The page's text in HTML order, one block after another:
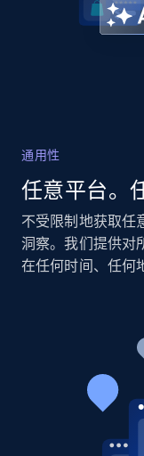
Sku, Product
and more.
Home Depot
specific
URL, Domain,
Sku, Product
and more.
Amazon
Title, Seller
price,
通用性
任意平台。
不受限制地获取任
洞察。我们提供对
在任何时间、任何